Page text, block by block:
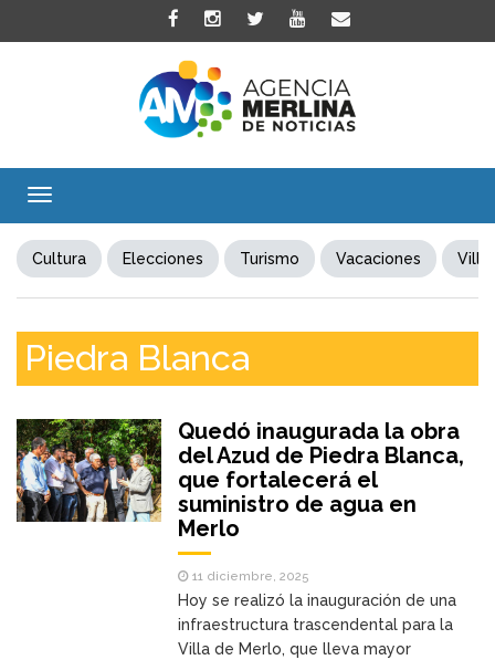
Toggle
Cultura Elecciones Turismo Vacaciones Villa
Piedra Blanca
Quedó inaugurada la obra
del Azud de Piedra Blanca,
que fortalecerá el
suministro de agua en
Merlo
11 diciembre, 2025
Hoy se realizó la inauguración de una
infraestructura trascendental para la
Villa de Merlo, que lleva mayor